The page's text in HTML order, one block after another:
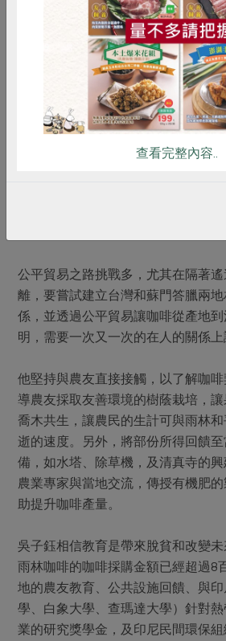
台大法律系畢業的吳子鈺在東南亞
2年的救災志工，因為想幫當地做更
林咖啡，藉由公平貿易咖啡的操作
雨林可以降低地球的溫室效應，然
對棕櫚油的需求帶來的利益，與民
200萬公頃的速度消失（相當於7萬
園）。在跨國企業的脅迫下，農友
公平貿易之路挑戰多，尤其在隔著
離，要嘗試建立台灣和蘇門答臘兩
係，並透過公平貿易讓咖啡從產地
明，需要一次又一次的在人的關係上
他堅持與農友直接接觸，以了解咖
導農友採取友善環境的樹蔭栽培，
喬木共生，讓農民的生計可與雨林
逝的速度。另外，將部份所得回饋
備，如水塔、除草機，及清真寺的
農業專家與當地交流，傳授有機肥
助提升咖啡產量。
吳子鈺相信教育是帶來脫貧和改變
雨林咖啡的咖啡採購金額已經超過8
地的農友教育、公共設施回饋、與
學、白象大學、查瑪達大學）針對
業的研究獎學金，及印尼民間環保
雞蛋 食安 共同購買
查看完整內容..